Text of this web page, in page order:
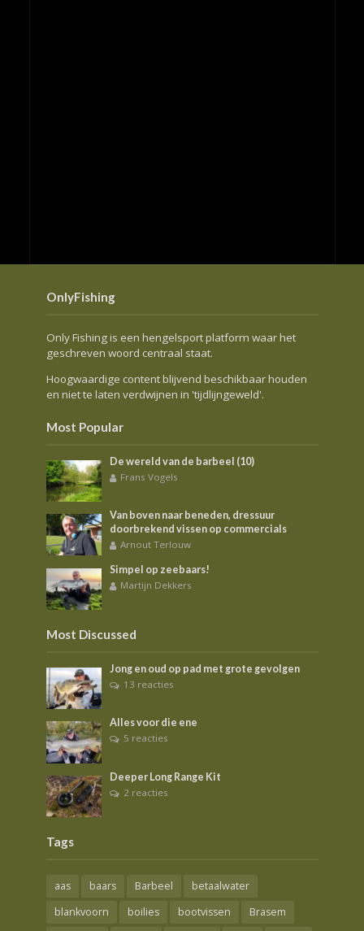
OnlyFishing
Only Fishing is een hengelsport platform waar het
geschreven woord centraal staat.
Hoogwaardige content blijvend beschikbaar houden
en niet te laten verdwijnen in 'tijdlijngeweld'.
Most Popular
De wereld van de barbeel (10)
Frans Vogels
Van boven naar beneden, dressuur
doorbrekend vissen op commercials
Arnout Terlouw
Simpel op zeebaars!
Martijn Dekkers
Most Discussed
Jong en oud op pad met grote gevolgen
13 reacties
Alles voor die ene
5 reacties
Deeper Long Range Kit
2 reacties
Tags
aas baars Barbeel
betaalwater
blankvoorn
boilies bootvissen
Brasem